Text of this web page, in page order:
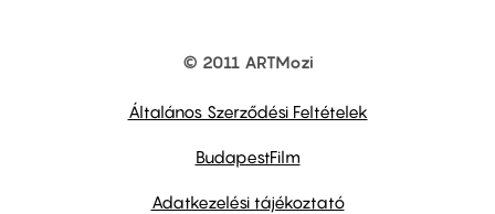
© 2011 ARTMozi
Általános Szerződési Feltételek
BudapestFilm
Adatkezelési tájékoztató